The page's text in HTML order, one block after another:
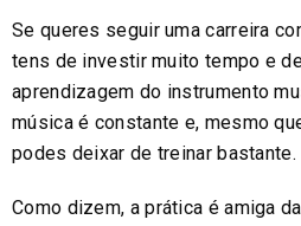
Se queres seguir uma carreira
tens de investir muito tempo e
aprendizagem do instrumento
música é constante e, mesmo
podes deixar de treinar bastante.
Como dizem, a prática é amiga